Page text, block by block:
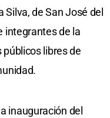
de San José del
integrantes de la
públicos libres de
inauguración del